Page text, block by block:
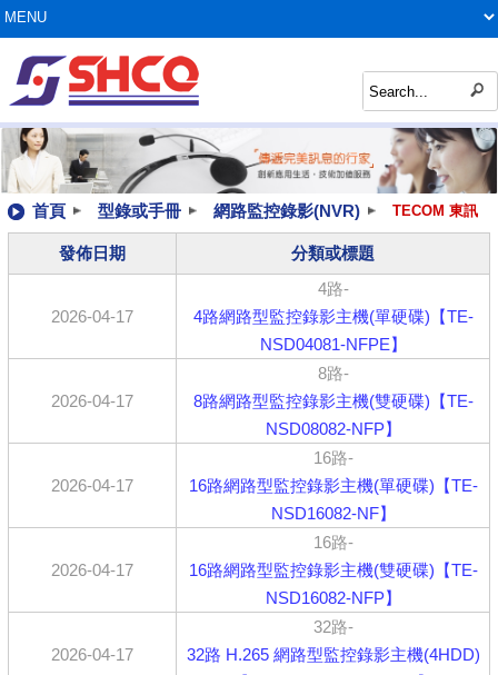
首頁 型錄或手冊 網路監控錄影(NVR) TECOM 東訊
發佈日期 分類或標題
2026-04-17
4路-
4路網路型監控錄影主機(單硬碟)【TE-
NSD04081-NFPE】
2026-04-17
8路-
8路網路型監控錄影主機(雙硬碟)【TE-
NSD08082-NFP】
2026-04-17
16路-
16路網路型監控錄影主機(單硬碟)【TE-
NSD16082-NF】
2026-04-17
16路-
16路網路型監控錄影主機(雙硬碟)【TE-
NSD16082-NFP】
2026-04-17
32路-
32路 H.265 網路型監控錄影主機(4HDD)